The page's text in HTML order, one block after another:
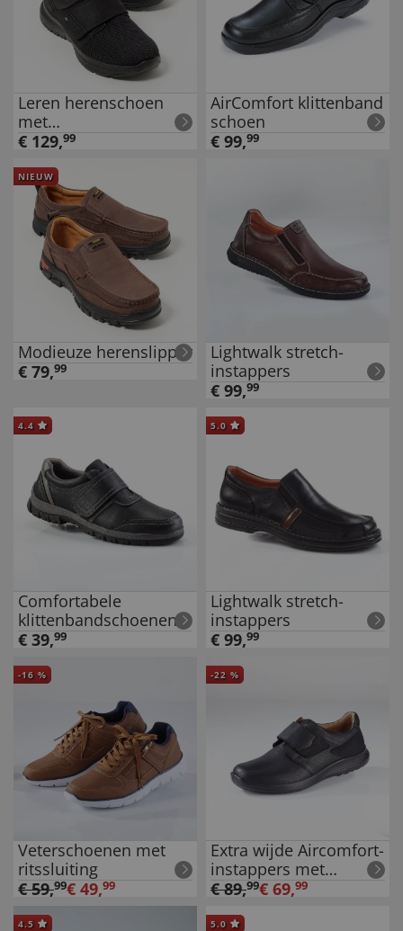
Leren herenschoen
met
klittenbandsluiting
€ 129,99
AirComfort klittenband
schoen
€ 99,99
NIEUW
Modieuze herenslipper
€ 79,99
Lightwalk stretch-
instappers
€ 99,99
4.4
Comfortabele
klittenbandschoenen
€ 39,99
5.0
Lightwalk stretch-
instappers
€ 99,99
-16 %
Veterschoenen met
ritssluiting
€59,99€ 49,99
-22 %
Extra wijde Aircomfort-
instappers met
klittenbandsluiting
€89,99€ 69,99
4.5 5.0